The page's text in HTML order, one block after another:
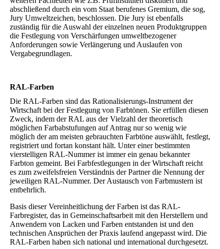
abschließend durch ein vom Staat berufenes Gremium, die sog,
Jury Umweltzeichen, beschlossen. Die Jury ist ebenfalls
zuständig für die Auswahl der einzelnen neuen Produktgruppen
die Festlegung von Verschärfungen umweltbezogener
Anforderungen sowie Verlängerung und Auslaufen von
Vergabegrundlagen.
RAL-Farben
Die RAL-Farben sind das Rationalisierungs-Instrument der
Wirtschaft bei der Festlegung von Farbtönen. Sie erfüllen diesen
Zweck, indem der RAL aus der Vielzahl der theoretisch
möglichen Farbabstufungen auf Antrag nur so wenig wie
möglich der am meisten gebrauchten Farbtöne auswählt, festlegt,
registriert und fortan konstant hält. Unter einer bestimmten
vierstelligen RAL-Nummer ist immer ein genau bekannter
Farbton gemeint. Bei Farbfestlegungen in der Wirtschaft reicht
es zum zweifelsfreien Verständnis der Partner die Nennung der
jeweiligen RAL-Nummer. Der Austausch von Farbmustern ist
entbehrlich.
Basis dieser Vereinheitlichung der Farben ist das RAL-
Farbregister, das in Gemeinschaftsarbeit mit den Herstellern und
Anwendern von Lacken und Farben entstanden ist und den
technischen Ansprüchen der Praxis laufend angepasst wird. Die
RAL-Farben haben sich national und international durchgesetzt.